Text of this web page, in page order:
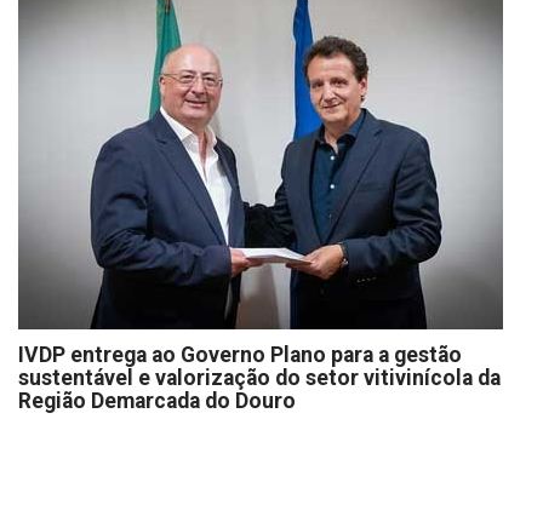
IVDP entrega ao Governo Plano para a gestão
sustentável e valorização do setor vitivinícola da
Região Demarcada do Douro